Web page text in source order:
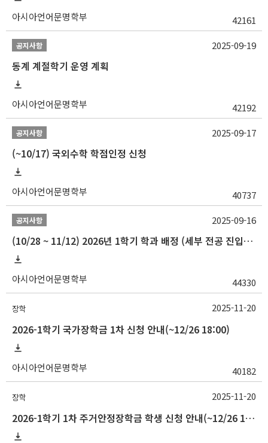
아시아언어문명학부 42161
공지사항
동계 계절학기 운영 계획
아시아언어문명학부 42192
2025-09-19
공지사항
(~10/17) 국외수학 학점인정 신청
아시아언어문명학부 40737
2025-09-17
공지사항
(10/28 ~ 11/12) 2026년 1학기 학과 배정 (세부 전공 진입) 안내
아시아언어문명학부 44330
2025-09-16
장학
2026-1학기 국가장학금 1차 신청 안내(~12/26 18:00)
아시아언어문명학부 40182
2025-11-20
장학
2026-1학기 1차 주거안정장학금 학생 신청 안내(~12/26 18:00)
2025-11-20